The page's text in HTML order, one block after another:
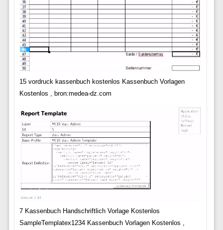
15 vordruck kassenbuch kostenlos Kassenbuch Vorlagen
Kostenlos , bron:medea-dz.com
7 Kassenbuch Handschriftlich Vorlage Kostenlos
SampleTemplatex1234 Kassenbuch Vorlagen Kostenlos ,